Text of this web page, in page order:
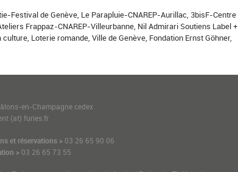
Festival de Genève, Le Parapluie-CNAREP-Aurillac, 3bisF-Centre
Frappaz-CNAREP-Villeurbanne, Nil Admirari Soutiens Label +
Loterie romande, Ville de Genève, Fondation Ernst Göhner,
en-Champagne cedex
(at) furies.fr
et réservations > 03 26 65 90 06
> 03 26 65 73 55